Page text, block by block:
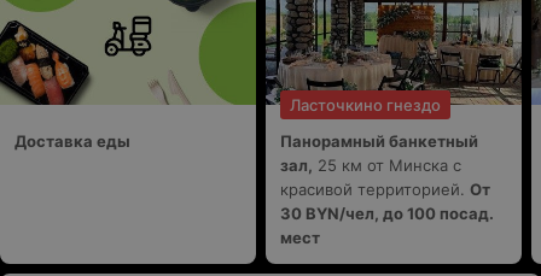
Доставка еды
Ласточкино гнездо
Панорамный банкетный
зал, 25 км от Минска с
красивой территорией. От
30 BYN/чел, до 100 посад.
мест